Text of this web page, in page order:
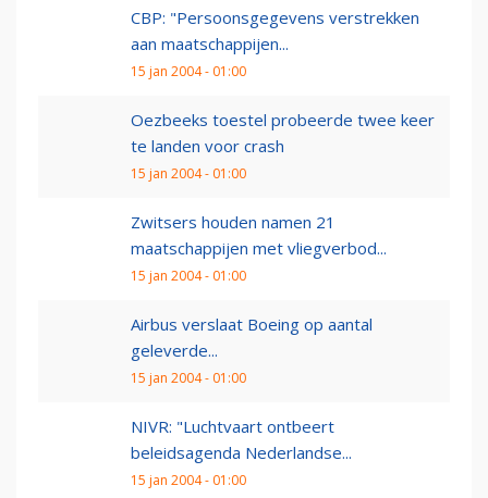
CBP: "Persoonsgegevens verstrekken
aan maatschappijen...
15 jan 2004 - 01:00
Oezbeeks toestel probeerde twee keer
te landen voor crash
15 jan 2004 - 01:00
Zwitsers houden namen 21
maatschappijen met vliegverbod...
15 jan 2004 - 01:00
Airbus verslaat Boeing op aantal
geleverde...
15 jan 2004 - 01:00
NIVR: "Luchtvaart ontbeert
beleidsagenda Nederlandse...
15 jan 2004 - 01:00